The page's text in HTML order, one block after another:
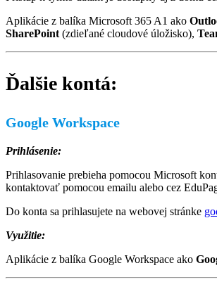
Aplikácie z balíka Microsoft 365 A1 ako
SharePoint (zdieľané cloudové úložisko),
Ďalšie kontá:
Google Workspace
Prihlásenie:
Prihlasovanie prebieha pomocou Microsoft
kontaktovať pomocou emailu alebo cez
Do konta sa prihlasujete na webovej stránke
Využitie:
Aplikácie z balíka Google Workspace ako